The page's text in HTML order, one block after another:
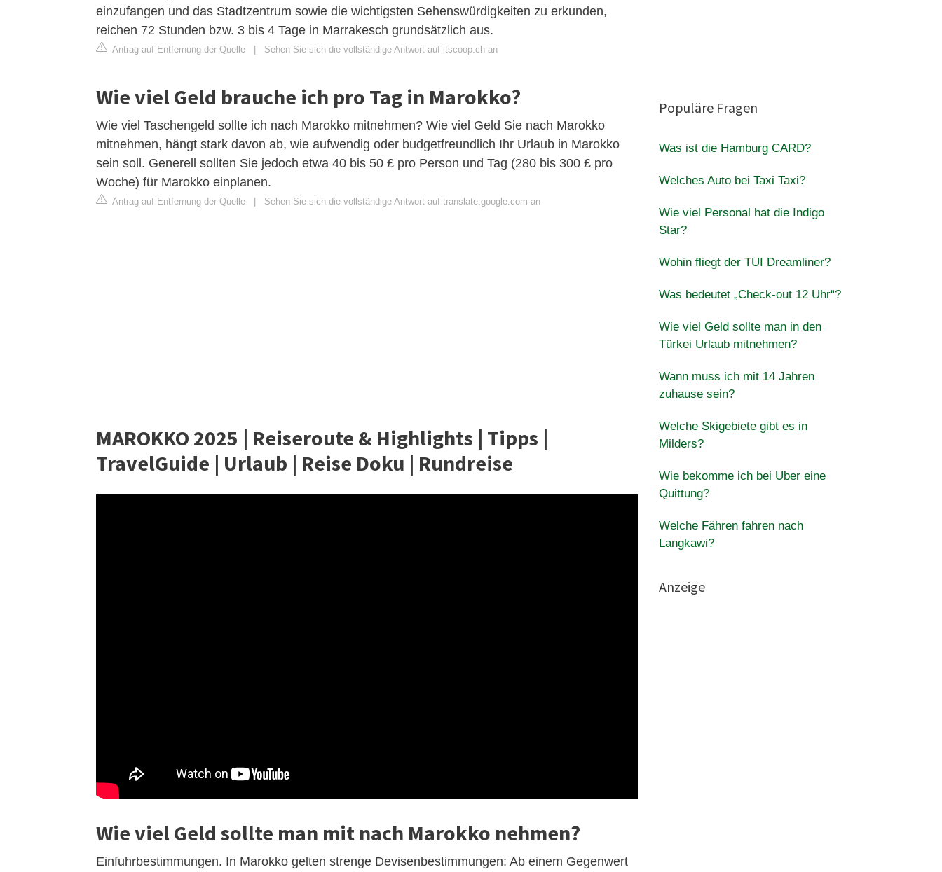
einzufangen und das Stadtzentrum sowie die wichtigsten Sehenswürdigkeiten zu erkunden,
reichen 72 Stunden bzw. 3 bis 4 Tage in Marrakesch grundsätzlich aus.
Antrag auf Entfernung der Quelle Sehen Sie sich die vollständige Antwort auf itscoop.ch an
Wie viel Geld brauche ich pro Tag in Marokko?
Wie viel Taschengeld sollte ich nach Marokko mitnehmen? Wie viel Geld Sie nach Marokko
mitnehmen, hängt stark davon ab, wie aufwendig oder budgetfreundlich Ihr Urlaub in Marokko
sein soll. Generell sollten Sie jedoch etwa 40 bis 50 £ pro Person und Tag (280 bis 300 £ pro
Woche) für Marokko einplanen.
Antrag auf Entfernung der Quelle Sehen Sie sich die vollständige Antwort auf translate.google.com an
MAROKKO 2025 | Reiseroute & Highlights | Tipps |
TravelGuide | Urlaub | Reise Doku | Rundreise
Wie viel Geld sollte man mit nach Marokko nehmen?
Einfuhrbestimmungen. In Marokko gelten strenge Devisenbestimmungen: Ab einem Gegenwert
Populäre Fragen
Was ist die Hamburg CARD?
Welches Auto bei Taxi Taxi?
Wie viel Personal hat die Indigo
Star?
Wohin fliegt der TUI Dreamliner?
Was bedeutet „Check-out 12 Uhr“?
Wie viel Geld sollte man in den
Türkei Urlaub mitnehmen?
Wann muss ich mit 14 Jahren
zuhause sein?
Welche Skigebiete gibt es in
Milders?
Wie bekomme ich bei Uber eine
Quittung?
Welche Fähren fahren nach
Langkawi?
Anzeige